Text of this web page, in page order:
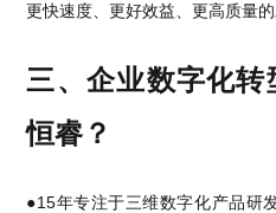
更快速度、更好效益、更高质量的
三、企业数字化
恒睿？
●15年专注于三维数字化产品研